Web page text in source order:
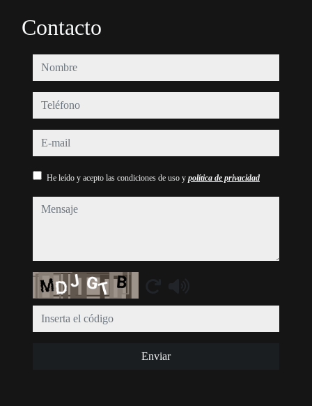
Contacto
nombre
teléfono
e-mail
He leído y acepto las condiciones de uso y política de privacidad
mensaje
Captcha
Enviar